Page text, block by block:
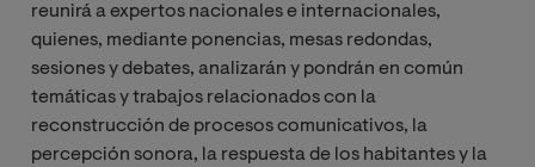
reunirá a expertos nacionales e internacionales,
quienes, mediante ponencias, mesas redondas,
sesiones y debates, analizarán y pondrán en común
temáticas y trabajos relacionados con la
reconstrucción de procesos comunicativos, la
percepción sonora, la respuesta de los habitantes y la